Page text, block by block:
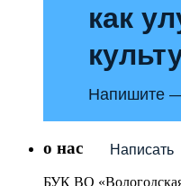
как
Напишите
Написать
о нас
БУК ВО «Вологодская